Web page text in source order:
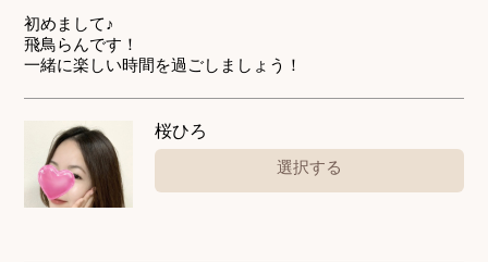
初めまして♪
飛鳥らんです！
一緒に楽しい時間を過ごしましょう！
桜ひろ
選択する